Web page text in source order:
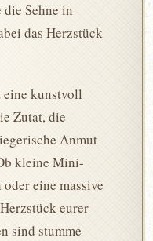
Sehne in
das Herzstück
kunstvoll
Zutat, die
Anmut
kleine Mini-
eine massive
eurer
sind stumme